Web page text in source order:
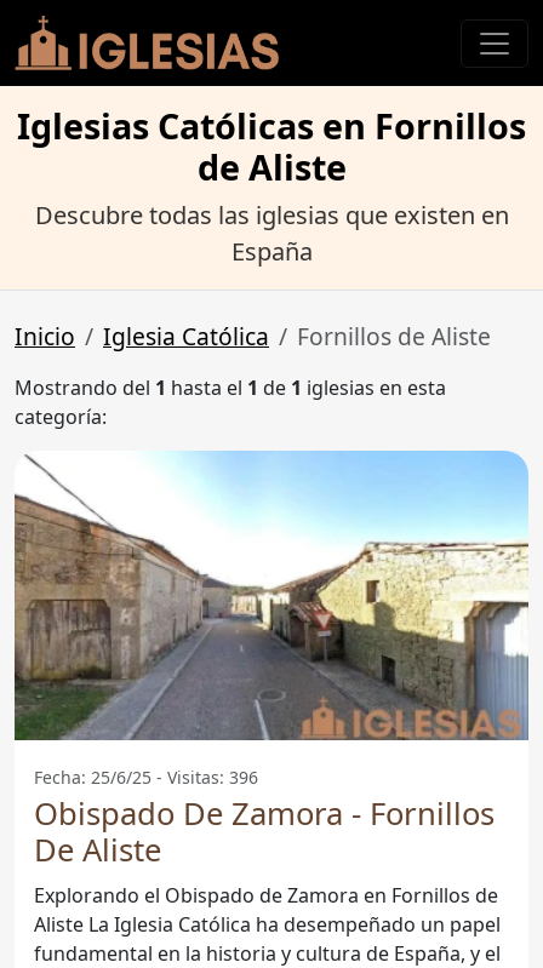
Iglesias Católicas en Fornillos
de Aliste
Descubre todas las iglesias que existen en
España
Inicio Iglesia Católica Fornillos de Aliste
Mostrando del 1 hasta el 1 de 1 iglesias en esta
categoría:
Fecha: 25/6/25 - Visitas: 396
Obispado De Zamora - Fornillos
De Aliste
Explorando el Obispado de Zamora en Fornillos de
Aliste La Iglesia Católica ha desempeñado un papel
fundamental en la historia y cultura de España, y el